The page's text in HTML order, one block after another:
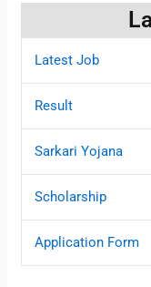
Latest Job
Result
Sarkari Yojana
Scholarship
Application Form